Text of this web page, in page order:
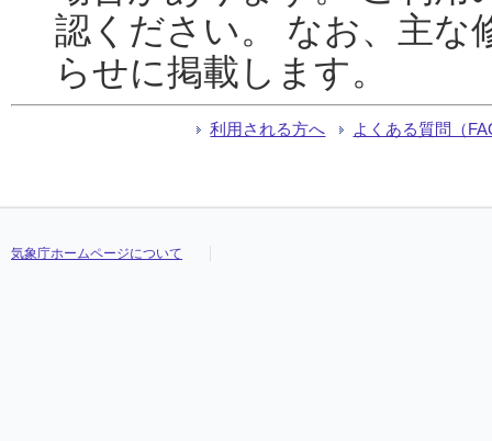
認ください。 なお、主な
らせに掲載します。
利用される方へ よくある質問（
気象庁ホームページについて